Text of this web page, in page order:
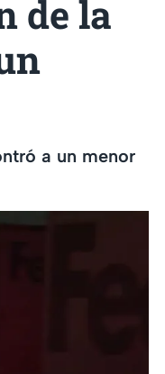
de la
a un menor